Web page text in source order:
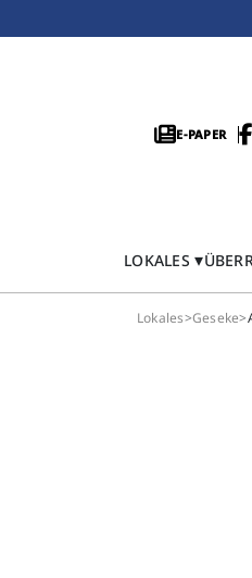
E-PAPER
LOKALES
Lokales>Geseke>